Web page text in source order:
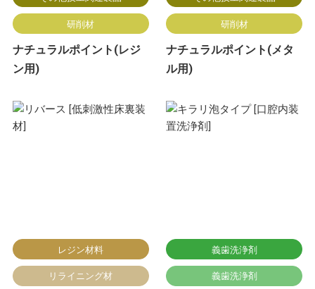
研削材
ナチュラルポイント(レジ
ン用)
研削材
ナチュラルポイント(メタ
ル用)
レジン材料
リライニング材
義歯洗浄剤
義歯洗浄剤